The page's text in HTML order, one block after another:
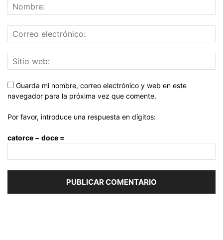
Guarda mi nombre, correo electrónico y web en este
navegador para la próxima vez que comente.
Por favor, introduce una respuesta en dígitos:
catorce − doce =